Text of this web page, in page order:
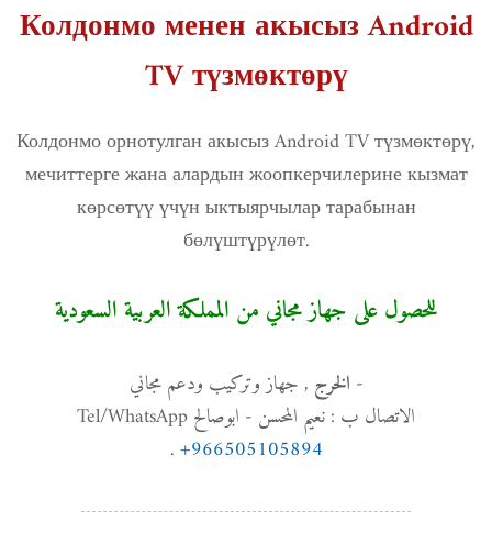
Колдонмо менен акысыз Android
TV түзмөктөрү
Колдонмо орнотулган акысыз Android TV түзмөктөрү,
мечиттерге жана алардын жоопкерчилерине кызмат
көрсөтүү үчүн ыктыярчылар тарабынан
бөлүштүрүлөт.
للحصول على جهاز مجاني من المملكة العربية السعودية
- الخرج , جهاز وتركيب ودعم مجاني
الاتصال ب : نعيم المحسن - ابوصالح Tel/WhatsApp
+966505105894
.